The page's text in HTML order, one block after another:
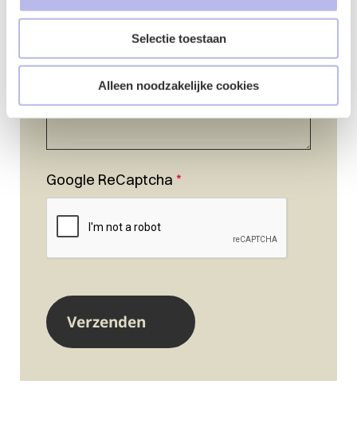
Selectie toestaan
Alleen noodzakelijke cookies
Google ReCaptcha *